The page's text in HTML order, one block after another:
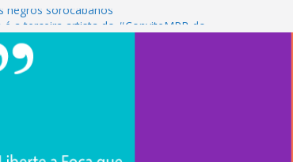
negros sorocabanos
é a terceira artista do #ConviteMPB do
Brasil 2026 promove integração, ciência e
na Uniso